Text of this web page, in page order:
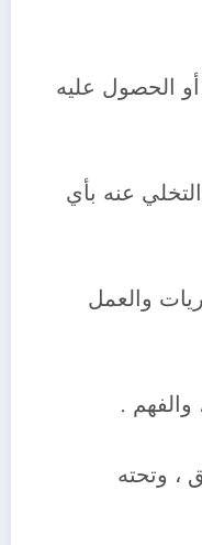
الحصول عليه
عنه بأي
والعمل
والفهم .
، وتحته